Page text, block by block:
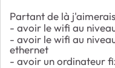
Partant de là
- avoir le wifi au
- avoir le wifi au
ethernet
- avoir un ordinateur